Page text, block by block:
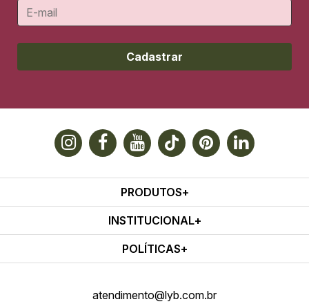
Cadastrar
PRODUTOS
INSTITUCIONAL
POLÍTICAS
atendimento@lyb.com.br